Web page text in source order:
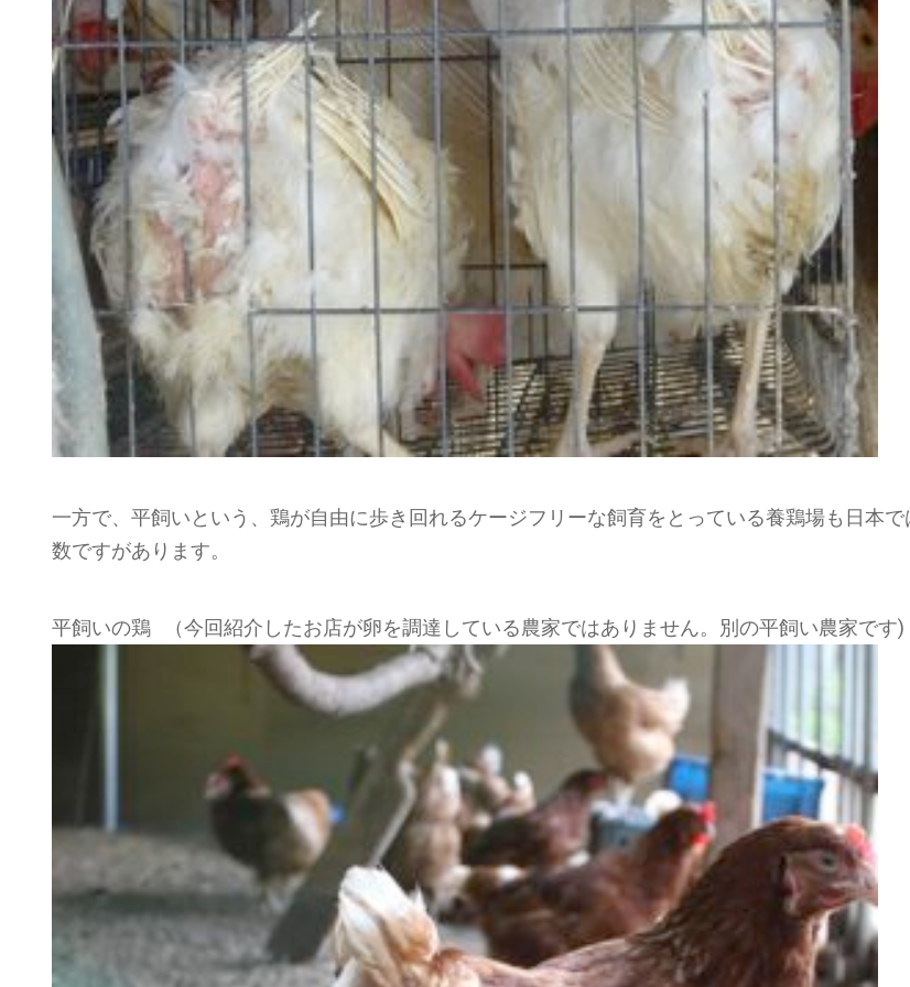
一方で、平飼いという、鶏が自由に歩き回れるケージフリーな飼育をとっている養鶏場も日本で
数ですがあります。
平飼いの鶏 （今回紹介したお店が卵を調達している農家ではありません。別の平飼い農家です)